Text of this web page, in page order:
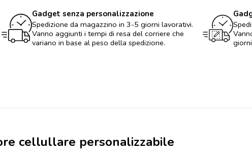
Gadget senza personalizzazione
Spedizione da magazzino in 3-5 giorni lavorativi.
Vanno aggiunti i tempi di resa del corriere che
variano in base al peso della spedizione.
cellullare personalizzabile